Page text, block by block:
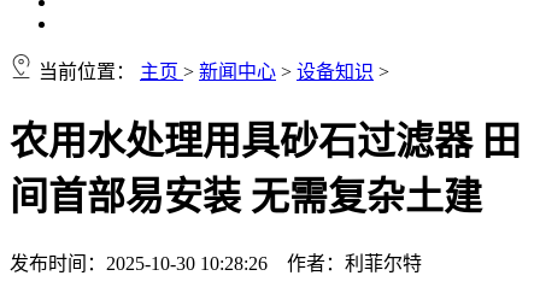
当前位置： 主页 > 新闻中心 > 设备知识 >
农用水处理用具砂石过滤器 田
间首部易安装 无需复杂土建
发布时间：2025-10-30 10:28:26 作者：利菲尔特